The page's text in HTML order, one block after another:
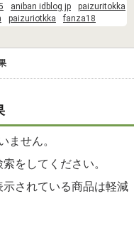
aniban idblog jp
paizuritokka
paizuriotkka
fanza18
suisei
麦
ません。
をしてください。
されている商品は軽減